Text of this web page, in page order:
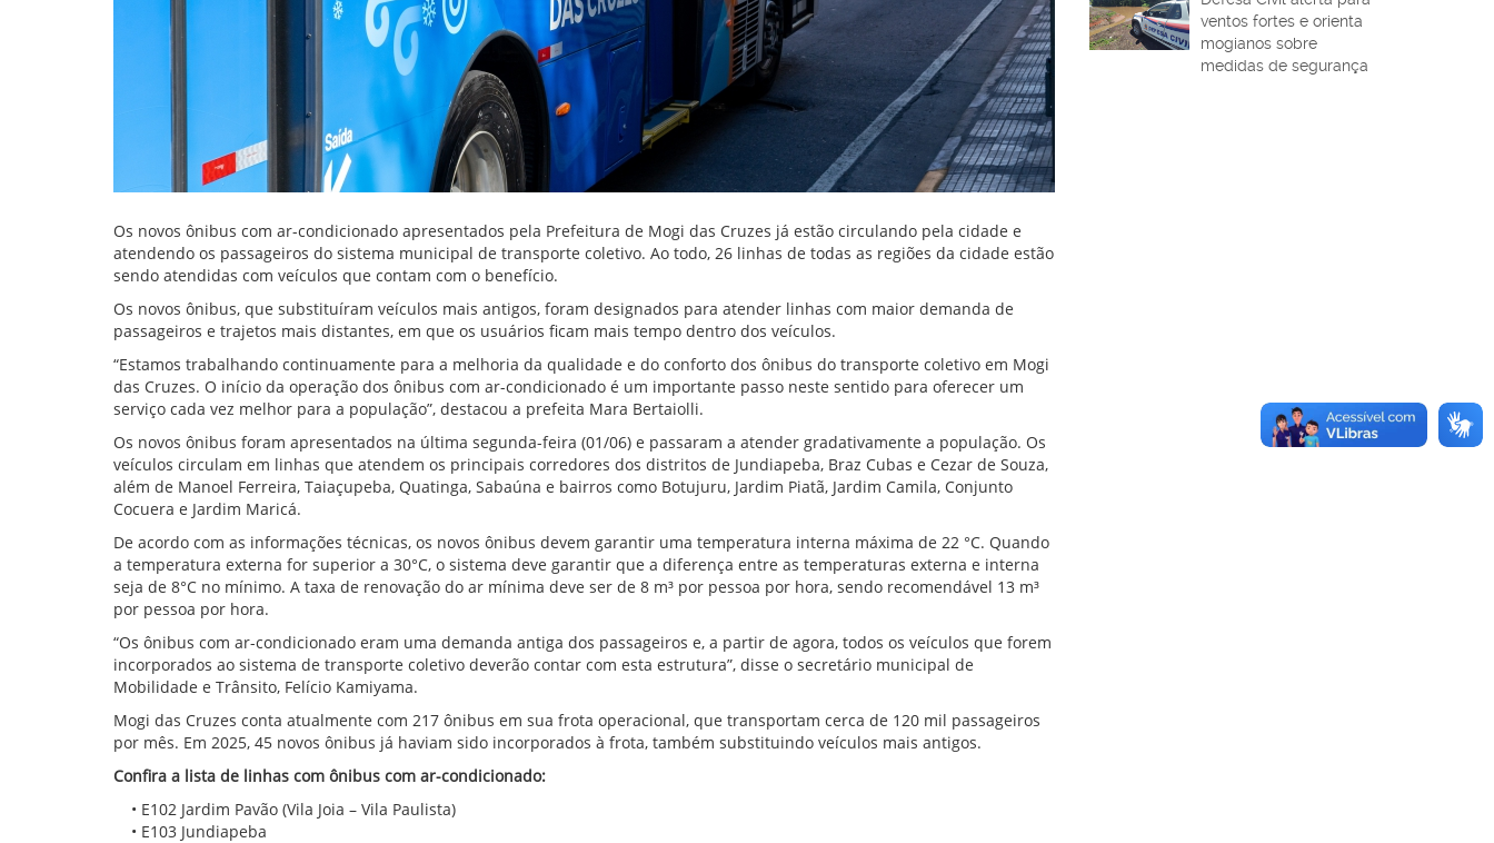
Os novos ônibus com ar-condicionado apresentados pela Prefeitura de Mogi das Cruzes já estão circulando pela cidade e
atendendo os passageiros do sistema municipal de transporte coletivo. Ao todo, 26 linhas de todas as regiões da cidade estão
sendo atendidas com veículos que contam com o benefício.
Os novos ônibus, que substituíram veículos mais antigos, foram designados para atender linhas com maior demanda de
passageiros e trajetos mais distantes, em que os usuários ficam mais tempo dentro dos veículos.
“Estamos trabalhando continuamente para a melhoria da qualidade e do conforto dos ônibus do transporte coletivo em Mogi
das Cruzes. O início da operação dos ônibus com ar-condicionado é um importante passo neste sentido para oferecer um
serviço cada vez melhor para a população”, destacou a prefeita Mara Bertaiolli.
Os novos ônibus foram apresentados na última segunda-feira (01/06) e passaram a atender gradativamente a população. Os
veículos circulam em linhas que atendem os principais corredores dos distritos de Jundiapeba, Braz Cubas e Cezar de Souza,
além de Manoel Ferreira, Taiaçupeba, Quatinga, Sabaúna e bairros como Botujuru, Jardim Piatã, Jardim Camila, Conjunto
Cocuera e Jardim Maricá.
De acordo com as informações técnicas, os novos ônibus devem garantir uma temperatura interna máxima de 22 °C. Quando
a temperatura externa for superior a 30°C, o sistema deve garantir que a diferença entre as temperaturas externa e interna
seja de 8°C no mínimo. A taxa de renovação do ar mínima deve ser de 8 m³ por pessoa por hora, sendo recomendável 13 m³
por pessoa por hora.
“Os ônibus com ar-condicionado eram uma demanda antiga dos passageiros e, a partir de agora, todos os veículos que forem
incorporados ao sistema de transporte coletivo deverão contar com esta estrutura”, disse o secretário municipal de
Mobilidade e Trânsito, Felício Kamiyama.
Mogi das Cruzes conta atualmente com 217 ônibus em sua frota operacional, que transportam cerca de 120 mil passageiros
por mês. Em 2025, 45 novos ônibus já haviam sido incorporados à frota, também substituindo veículos mais antigos.
Confira a lista de linhas com ônibus com ar-condicionado:
• E102 Jardim Pavão (Vila Joia – Vila Paulista)
• E103 Jundiapeba
ventos fortes e orienta
mogianos sobre
medidas de segurança